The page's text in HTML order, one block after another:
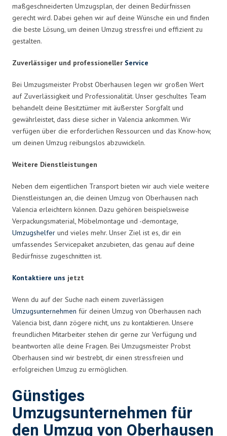
maßgeschneiderten Umzugsplan, der deinen Bedürfnissen
gerecht wird. Dabei gehen wir auf deine Wünsche ein und finden
die beste Lösung, um deinen Umzug stressfrei und effizient zu
gestalten.
Zuverlässiger und professioneller Service
Bei Umzugsmeister Probst Oberhausen legen wir großen Wert
auf Zuverlässigkeit und Professionalität. Unser geschultes Team
behandelt deine Besitztümer mit äußerster Sorgfalt und
gewährleistet, dass diese sicher in Valencia ankommen. Wir
verfügen über die erforderlichen Ressourcen und das Know-how,
um deinen Umzug reibungslos abzuwickeln.
Weitere Dienstleistungen
Neben dem eigentlichen Transport bieten wir auch viele weitere
Dienstleistungen an, die deinen Umzug von Oberhausen nach
Valencia erleichtern können. Dazu gehören beispielsweise
Verpackungsmaterial, Möbelmontage und -demontage,
Umzugshelfer und vieles mehr. Unser Ziel ist es, dir ein
umfassendes Servicepaket anzubieten, das genau auf deine
Bedürfnisse zugeschnitten ist.
Kontaktiere uns jetzt
Wenn du auf der Suche nach einem zuverlässigen
Umzugsunternehmen für deinen Umzug von Oberhausen nach
Valencia bist, dann zögere nicht, uns zu kontaktieren. Unsere
freundlichen Mitarbeiter stehen dir gerne zur Verfügung und
beantworten alle deine Fragen. Bei Umzugsmeister Probst
Oberhausen sind wir bestrebt, dir einen stressfreien und
erfolgreichen Umzug zu ermöglichen.
Günstiges
Umzugsunternehmen für
den Umzug von Oberhausen